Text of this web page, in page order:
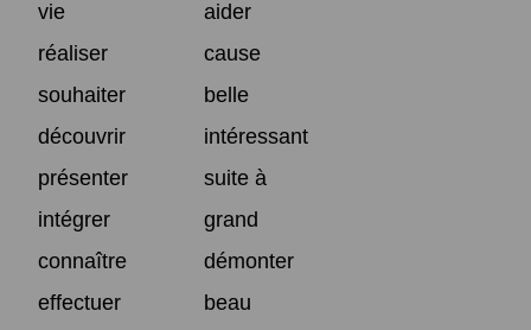
vie
aider
réaliser
cause
souhaiter
belle
découvrir
intéressant
présenter
suite à
intégrer
grand
connaître
démonter
effectuer
beau